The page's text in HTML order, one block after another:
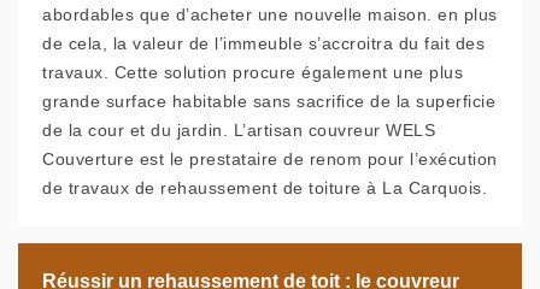
abordables que d’acheter une nouvelle maison. en plus
de cela, la valeur de l’immeuble s’accroitra du fait des
travaux. Cette solution procure également une plus
grande surface habitable sans sacrifice de la superficie
de la cour et du jardin. L’artisan couvreur WELS
Couverture est le prestataire de renom pour l’exécution
de travaux de rehaussement de toiture à La Carquois.
Réussir un rehaussement de toit : le couvreur